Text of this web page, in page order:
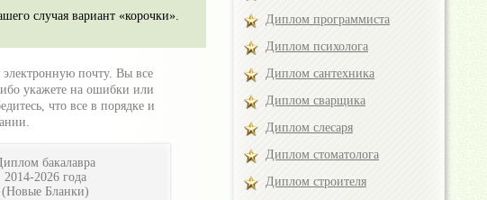
случая вариант «корочки».
почту. Вы все
укажете на ошибки или
что все в порядке и
бакалавра
2014-2026 года
(Новые Бланки)
Диплом программиста
Диплом психолога
Диплом сантехника
Диплом сварщика
Диплом слесаря
Диплом стоматолога
Диплом строителя